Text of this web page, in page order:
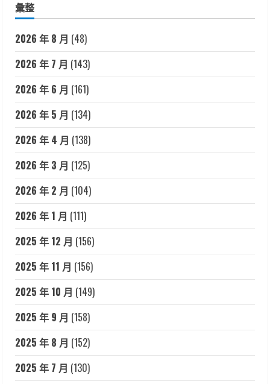
彙整
2026 年 8 月 (48)
2026 年 7 月 (143)
2026 年 6 月 (161)
2026 年 5 月 (134)
2026 年 4 月 (138)
2026 年 3 月 (125)
2026 年 2 月 (104)
2026 年 1 月 (111)
2025 年 12 月 (156)
2025 年 11 月 (156)
2025 年 10 月 (149)
2025 年 9 月 (158)
2025 年 8 月 (152)
2025 年 7 月 (130)